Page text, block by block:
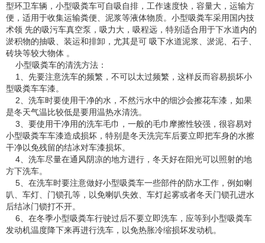
型环卫车辆，小型吸粪车可自吸自排，工作速度快，容量大，运输方
便，适用于收集运输粪便、泥浆等液体物质。小型吸粪车采用国内技
术领 先的吸污车真空泵，吸力大，吸程远，特别适合用于下水道内的
淤积物的抽吸、装运和排卸，尤其是可 吸下水道泥浆、淤泥、石子、
砖块等较大物体 。
小型吸粪车的清洗方法：
1、先要注意洗车的频繁，不可以太过频繁，这样反而容易损坏小
型吸粪车车漆。
2、洗车时要使用干净的水，不然污水中的细沙会擦花车漆，如果
是冬天气温比较低是要用温热水清洗。
3、要使用干净用的洗车毛巾，一般的毛巾摩擦性较强，很容易对
小型吸粪车车漆造成损坏，特别是冬天洗完车后要立即把车身的水擦
干净以免残留的结冰对车漆损坏。
4、洗车尽量在通风阴凉的地方进行，冬天好在阳光可以照射的地
方下洗车。
5、在洗车时要注意做好小型吸粪车一些部件的防水工作，例如喇
叭、车灯、门锁孔等，以免喇叭失效、车灯起雾或者冬天门锁孔进水
后结冰门锁打不开。
6、在冬季小型吸粪车行驶过后不要立即洗车，应等到小型吸粪车
发动机温度降下来再进行洗车，以免热胀冷缩损坏发动机。